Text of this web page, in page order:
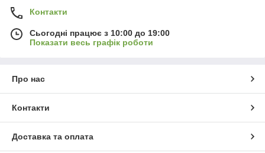
Контакти
Сьогодні працює з 10:00 до 19:00
Показати весь графік роботи
Про нас
Контакти
Доставка та оплата